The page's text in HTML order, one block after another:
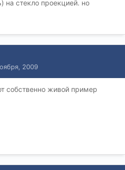
на стекло проекцией. но
2009
собственно живой пример